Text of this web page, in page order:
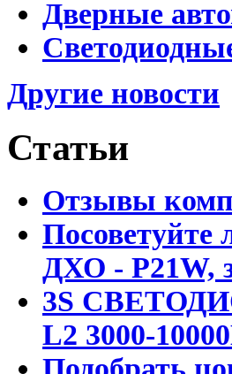
Дверные
Другие новости
Статьи
Отзывы
Посоветуйте
ДХО - P21W,
3S
L2 3000-